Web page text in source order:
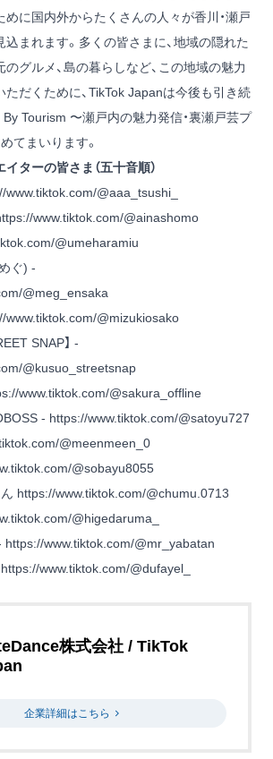
に国内外からたくさんの人々が香川・瀬戸
まれます。多くの皆さまに、地域の隠れた
グルメ、島の暮らしなど、この地域の魅力
ただくために、TikTok Japanは今後も引き続
By Tourism 〜瀬戸内の魅力発信・裏瀬戸芸プ
てまいります。
ターの皆さま（五十音順）
www.tiktok.com/@aaa_tsushi_
www.tiktok.com/@ainashomo
@umeharamiu
ぐ) -
@meg_ensaka
www.tiktok.com/@mizukiosako
SNAP】 -
@kusuo_streetsnap
www.tiktok.com/@sakura_offline
- https://www.tiktok.com/@satoyu727
@meenmeen_0
@sobayu8055
https://www.tiktok.com/@chumu.0713
@higedaruma_
https://www.tiktok.com/@mr_yabatan
https://www.tiktok.com/@dufayel_
株式会社 / TikTok
企業詳細はこちら